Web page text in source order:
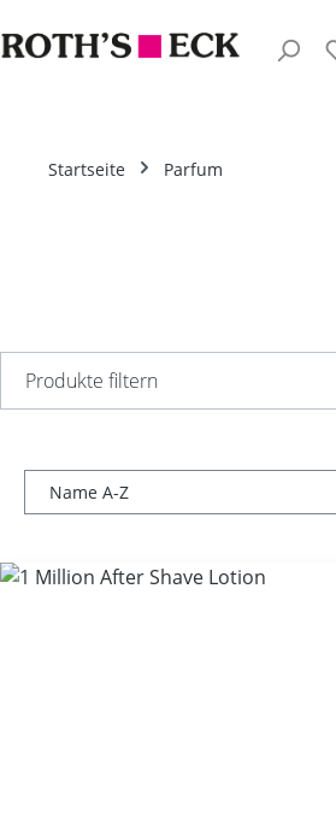
Zum Hauptinhalt springen
Startseite Parfum
Produkte filtern